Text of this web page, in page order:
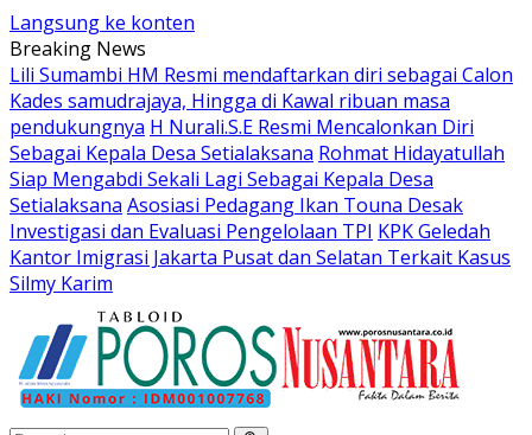
Langsung ke konten
Breaking News
Lili Sumambi HM Resmi mendaftarkan diri sebagai Calon
Kades samudrajaya, Hingga di Kawal ribuan masa
pendukungnya H Nurali.S.E Resmi Mencalonkan Diri
Sebagai Kepala Desa Setialaksana Rohmat Hidayatullah
Siap Mengabdi Sekali Lagi Sebagai Kepala Desa
Setialaksana Asosiasi Pedagang Ikan Touna Desak
Investigasi dan Evaluasi Pengelolaan TPI KPK Geledah
Kantor Imigrasi Jakarta Pusat dan Selatan Terkait Kasus
Silmy Karim